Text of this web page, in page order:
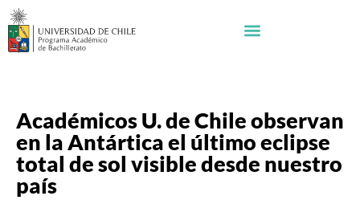
Académicos U. de Chile observan
en la Antártica el último eclipse
total de sol visible desde nuestro
país